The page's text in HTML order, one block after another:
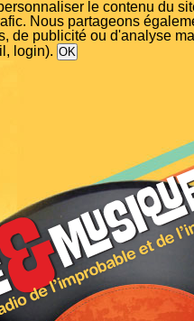
le contenu du
Nous partageons
de publicité ou d'analyse
login).